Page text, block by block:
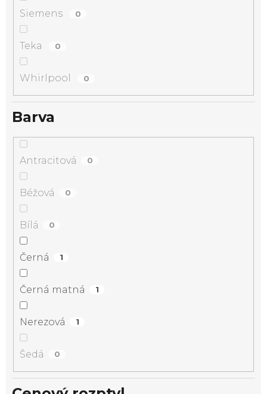
Siemens 0
Teka 0
Whirlpool 0
Barva
Antracitová 0
Béžová 0
Bílá 0
Černá 1
Černá matná 1
Nerezová 1
Šedá 0